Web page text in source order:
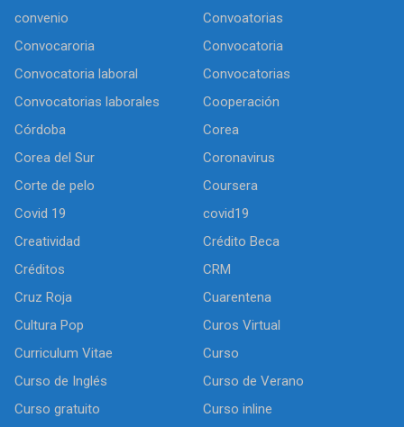
convenio
Convoatorias
Convocaroria
Convocatoria
Convocatoria laboral
Convocatorias
Convocatorias laborales
Cooperación
Córdoba
Corea
Corea del Sur
Coronavirus
Corte de pelo
Coursera
Covid 19
covid19
Creatividad
Crédito Beca
Créditos
CRM
Cruz Roja
Cuarentena
Cultura Pop
Curos Virtual
Curriculum Vitae
Curso
Curso de Inglés
Curso de Verano
Curso gratuito
Curso inline